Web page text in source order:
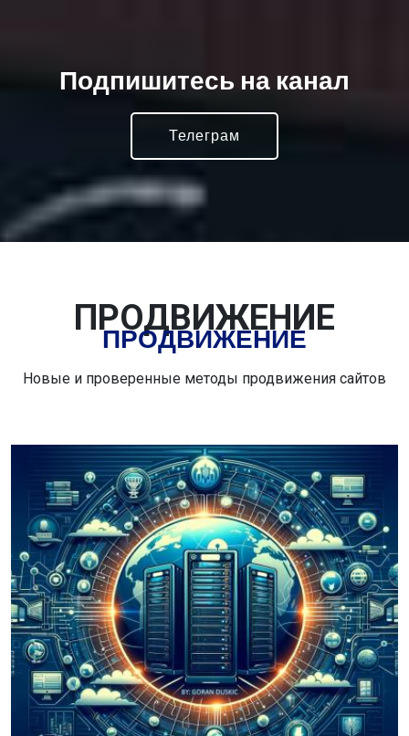
Подпишитесь на канал
Телеграм
ПРОДВИЖЕНИЕ
ПРОДВИЖЕНИЕ
Новые и проверенные методы продвижения сайтов